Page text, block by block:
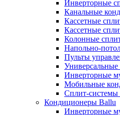
Инверторные
Канальные
Кассетные
Кассетные
Колонные
Напольно-
Пульты
Инверторные
Мобильные
Сплит-системы
Кондиционеры Ballu
Инверторные